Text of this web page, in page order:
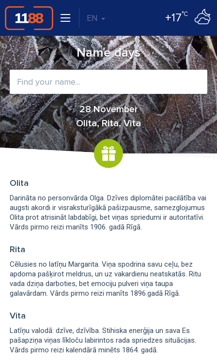
EN +17°C
Name days
28 November
Olita, Rita, Vita
Olita
Darināta no personvārda Olga. Dzīves diplomātei pacilātība vai
augsti akordi ir visraksturīgākā pašizpausme, samezglojumus
Olita prot atrisināt labdabīgi, bet viņas spriedumi ir autoritatīvi.
Vārds pirmo reizi manīts 1906. gadā Rīgā.
Rita
Cēlusies no latīņu Margarita. Viņa spodrina savu ceļu, bez
apdoma pašķirot meldrus, un uz vakardienu neatskatās. Ritu
vada dziņa darboties, bet emociju pulveri viņa taupa
galavārdam. Vārds pirmo reizi manīts 1896.gadā Rīgā.
Vita
Latīņu valodā: dzīve, dzīvība. Stihiska enerģija un sava Es
pašapziņa viņas līkloču labirintos rada spriedzes situācijas.
Vārds pirmo reizi kalendārā minēts 1864. gadā.